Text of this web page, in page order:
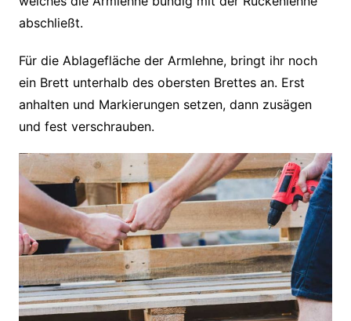
abschließt.
Für die Ablagefläche der Armlehne, bringt ihr noch
ein Brett unterhalb des obersten Brettes an. Erst
anhalten und Markierungen setzen, dann zusägen
und fest verschrauben.